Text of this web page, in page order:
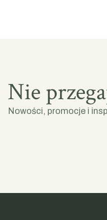
Nie
Nowości, promocje i